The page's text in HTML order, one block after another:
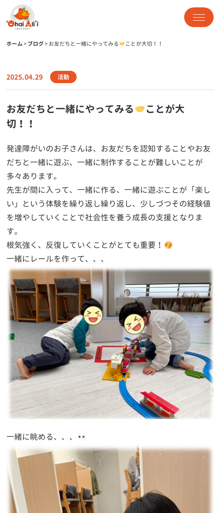
ホーム>ブログ>お友だちと一緒にやってみる ことが大切！！
2025.04.29 活動
お友だちと一緒にやってみる
ことが大
切！！
発達障がいのお子さんは、お友だちを認知することやお友
だちと一緒に遊ぶ、一緒に制作することが難しいことが
多々あります。
先生が間に入って、一緒に作る、一緒に遊ぶことが「楽し
い」という体験を繰り返し繰り返し、少しづつその経験値
を増やしていくことで社会性を養う成長の支援となりま
す。
根気強く、反復していくことがとても重要！
一緒にレールを作って、、、
一緒に眺める、、、